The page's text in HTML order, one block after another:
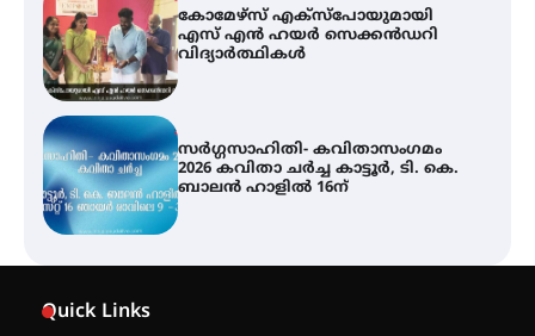
സർഗ്ഗസാഹിതി- കവിതാസംഗമം
2026 കവിതാ ചർച്ച കാട്ടൂർ, ടി. കെ.
ബാലൻ ഹാളിൽ 16ന്
ശക്തമായ മഴ തുടരുന്നു – തൃശൂർ
ജില്ലയിൽ എല്ലാ വിദ്യാഭ്യാസ
സ്ഥാപനങ്ങൾക്കും ശനിയാഴ്ച
അവധി
Quick Links